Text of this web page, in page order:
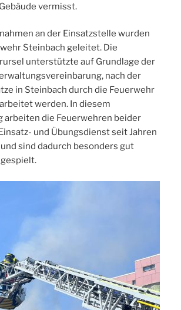
vermisst.
an der Einsatzstelle wurden
Steinbach geleitet. Die
unterstützte auf Grundlage der
nach der
in Steinbach durch die Feuerwehr
werden. In diesem
arbeiten die Feuerwehren beider
und Übungsdienst seit Jahren
sind dadurch besonders gut